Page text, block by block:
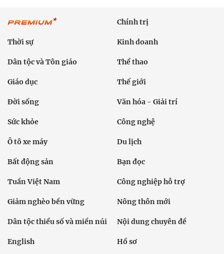
Chính trị
Thời sự Kinh doanh
Dân tộc và Tôn giáo Thể thao
Giáo dục Thế giới
Đời sống Văn hóa - Giải trí
Sức khỏe Công nghệ
Ô tô xe máy Du lịch
Bất động sản Bạn đọc
Tuần Việt Nam Công nghiệp hỗ trợ
Giảm nghèo bền vững Nông thôn mới
Dân tộc thiểu số và miền núi Nội dung chuyên đề
English Hồ sơ